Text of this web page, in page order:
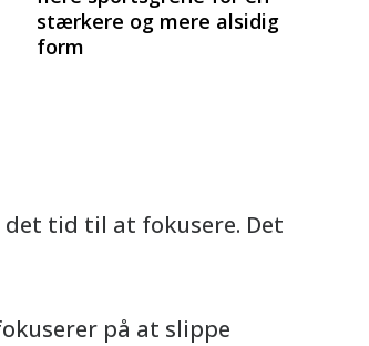
stærkere og mere alsidig
form
tid til at fokusere. Det
på at slippe